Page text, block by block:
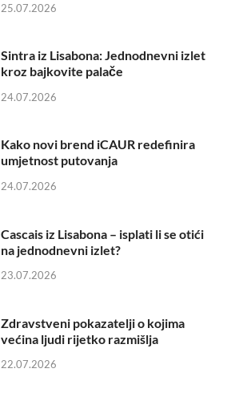
25.07.2026
Sintra iz Lisabona: Jednodnevni izlet
kroz bajkovite palače
24.07.2026
Kako novi brend iCAUR redefinira
umjetnost putovanja
24.07.2026
Cascais iz Lisabona – isplati li se otići
na jednodnevni izlet?
23.07.2026
Zdravstveni pokazatelji o kojima
većina ljudi rijetko razmišlja
22.07.2026